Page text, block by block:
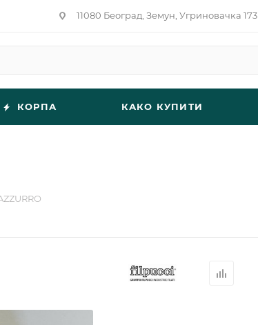
11080 Београд, Земун, Угриновачка 173
КОРПА КАКО КУПИТИ